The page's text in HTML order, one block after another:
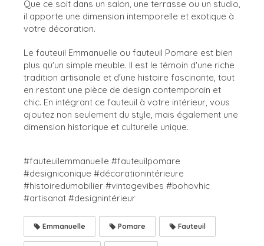
Que ce soit dans un salon, une terrasse ou un studio,
il apporte une dimension intemporelle et exotique à
votre décoration.
Le fauteuil Emmanuelle ou fauteuil Pomare est bien
plus qu'un simple meuble. Il est le témoin d'une riche
tradition artisanale et d'une histoire fascinante, tout
en restant une pièce de design contemporain et
chic. En intégrant ce fauteuil à votre intérieur, vous
ajoutez non seulement du style, mais également une
dimension historique et culturelle unique.
#fauteuilemmanuelle #fauteuilpomare
#designiconique #décorationintérieure
#histoiredumobilier #vintagevibes #bohovhic
#artisanat #designintérieur
Emmanuelle Pomare Fauteuil